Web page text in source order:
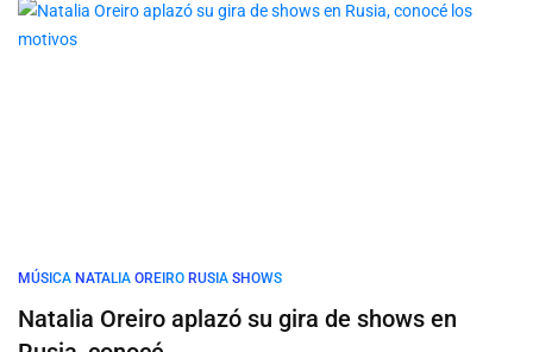
MÚSICA NATALIA OREIRO RUSIA SHOWS
Natalia Oreiro aplazó su gira de shows en